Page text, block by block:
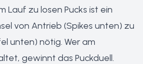
Lauf zu losen Pucks ist ein
von Antrieb (Spikes unten) zu
unten) nötig. Wer am
gewinnt das Puckduell.